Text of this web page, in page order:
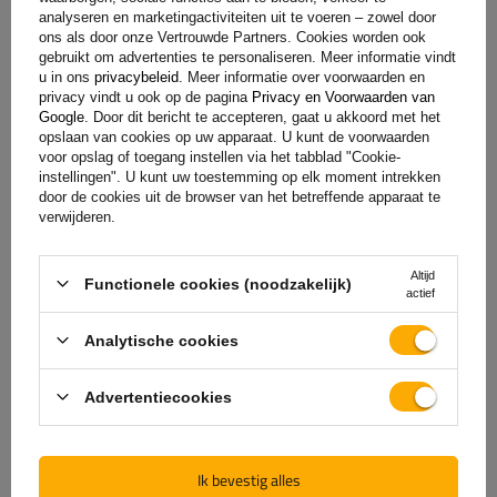
De officiële webshop van
de fabrikant
GARANTIE OP KWALITEIT EN AUTHENTICITEIT
Als u bijUNITRAILERkoopt, kiest u ervoor om
rechtstreeks bij de fabrikant te kopen. U bent er
de transactie volledig veilig is. Wij ontwerpen en
analyseren en marketingactiviteiten uit te voeren – zowel door
ons als door onze Vertrouwde Partners. Cookies worden ook
gebruikt om advertenties te personaliseren. Meer informatie vindt
u in ons privacybeleid . Meer informatie over voorwaarden en
privacy vindt u ook op de pagina Privacy en Voorwaarden van
Google . Door dit bericht te accepteren, gaat u akkoord met het
opslaan van cookies op uw apparaat. U kunt de voorwaarden
voor opslag of toegang instellen via het tabblad "Cookie-
instellingen". U kunt uw toestemming op elk moment intrekken
door de cookies uit de browser van het betreffende apparaat te
verwijderen.
Functionele cookies (noodzakelijk)
Altijd
actief
Analytische cookies
Advertentiecookies
Ik bevestig alles